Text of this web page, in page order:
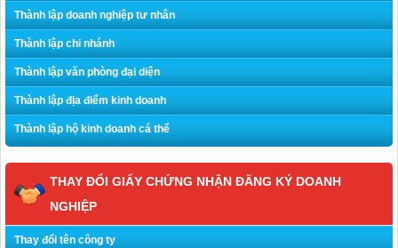
Thành lập doanh nghiệp tư nhân
Thành lập chi nhánh
Thành lập văn phòng đại diện
Thành lập địa điểm kinh doanh
Thành lập hộ kinh doanh cá thể
THAY ĐỔI GIẤY CHỨNG NHẬN ĐĂNG KÝ DOANH
NGHIỆP
Thay đổi tên công ty